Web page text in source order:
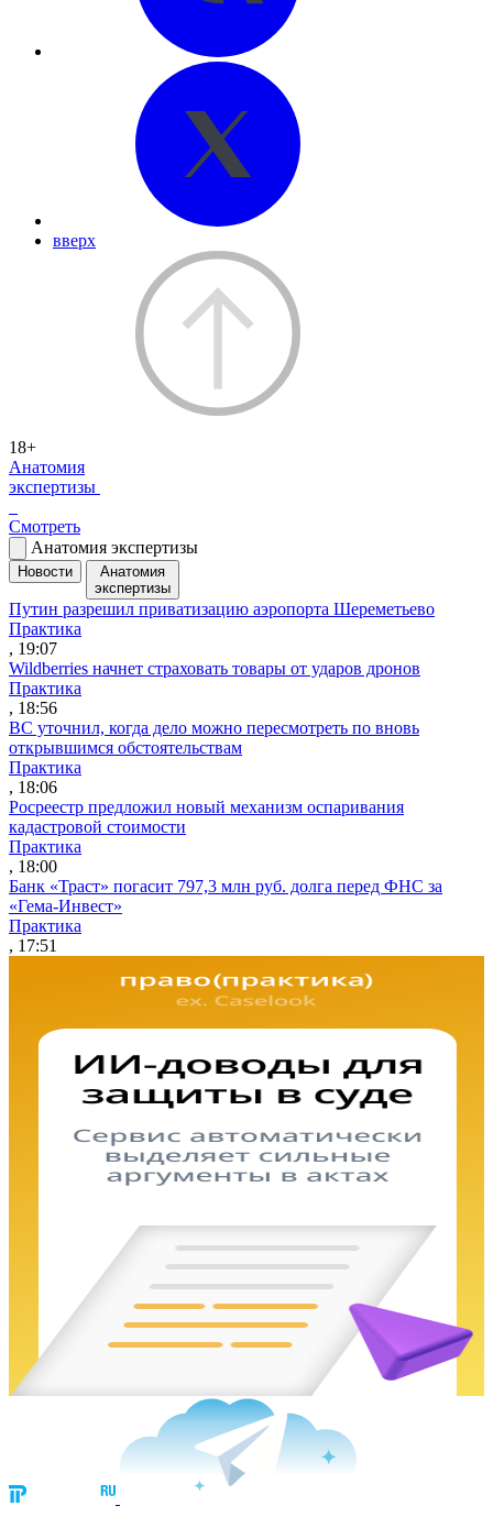
вверх
18+
Анатомия
экспертизы
Смотреть
Анатомия экспертизы
Новости
Анатомия
экспертизы
Путин разрешил приватизацию аэропорта Шереметьево
Практика
, 19:07
Wildberries начнет страховать товары от ударов дронов
Практика
, 18:56
ВС уточнил, когда дело можно пересмотреть по вновь
открывшимся обстоятельствам
Практика
, 18:06
Росреестр предложил новый механизм оспаривания
кадастровой стоимости
Практика
, 18:00
Банк «Траст» погасит 797,3 млн руб. долга перед ФНС за
«Гема-Инвест»
Практика
, 17:51